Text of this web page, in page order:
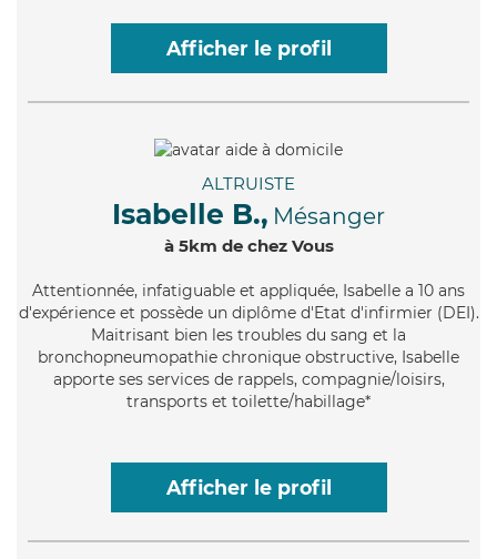
Afficher le profil
ALTRUISTE
Isabelle B., Mésanger
à 5km de chez Vous
Attentionnée, infatiguable et appliquée, Isabelle a 10 ans
d'expérience et possède un diplôme d'Etat d'infirmier (DEI).
Maitrisant bien les troubles du sang et la
bronchopneumopathie chronique obstructive, Isabelle
apporte ses services de rappels, compagnie/loisirs,
transports et toilette/habillage*
Afficher le profil